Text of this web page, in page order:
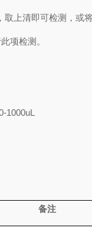
取上清即可检测，
项检测。
1000uL
备注